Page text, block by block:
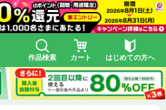
作品検索 カート はじめての方へ